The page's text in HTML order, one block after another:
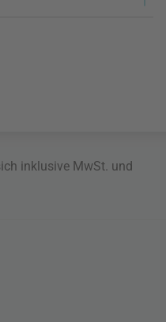
inklusive MwSt. und